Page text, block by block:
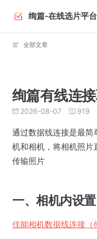
Skip to content
绚篇-在线选片平台
全部文章
绚篇有线连
2026-08-07 919
通过数据线连接是最简
机和相机，将相机照
传输照片
一、相机内设置
佳能相机数据线连接（